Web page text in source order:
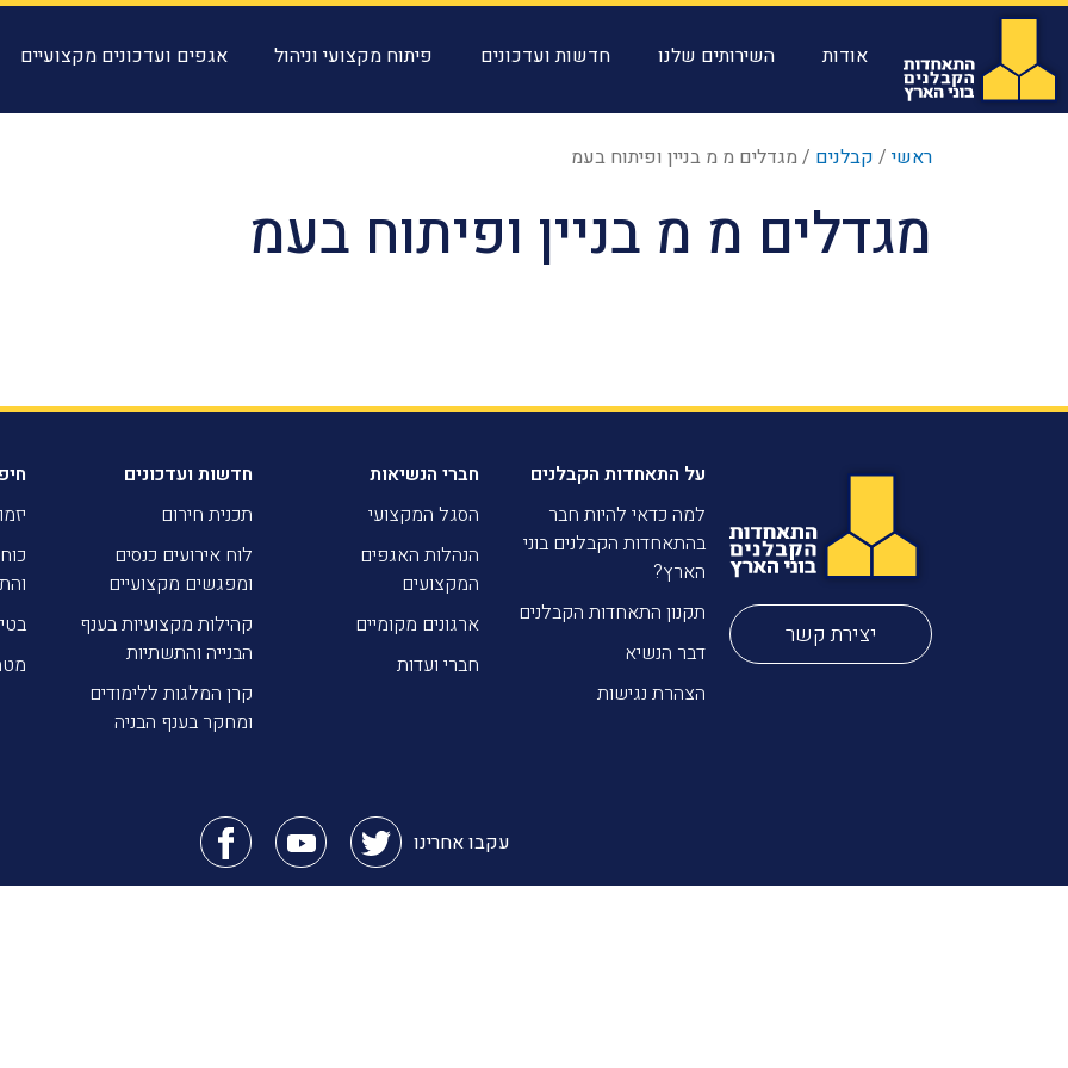
אודות השירותים שלנו חדשות ועדכונים פיתוח מקצועי וניהול אגפים ועדכונים מקצועיים
ראשי / קבלנים / מגדלים מ מ בניין ופיתוח בעמ
מגדלים מ מ בניין ופיתוח בעמ
יצירת קשר
על התאחדות הקבלנים
למה כדאי להיות חבר
בהתאחדות הקבלנים בוני
הארץ?
תקנון התאחדות הקבלנים
דבר הנשיא
הצהרת נגישות
חברי הנשיאות
הסגל המקצועי
הנהלות האגפים
המקצועים
ארגונים מקומיים
חברי ועדות
חדשות ועדכונים
תכנית חירום
לוח אירועים כנסים
ומפגשים מקצועיים
קהילות מקצועיות בענף
הבנייה והתשתיות
קרן המלגות ללימודים
ומחקר בענף הבניה
עקבו אחרינו